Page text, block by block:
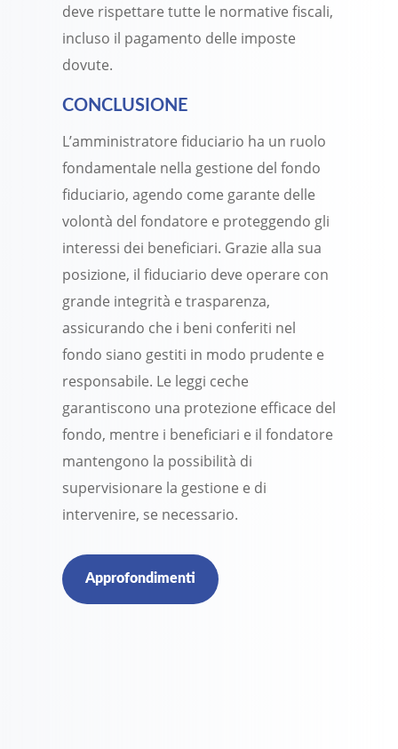
deve rispettare tutte le normative fiscali,
incluso il pagamento delle imposte
dovute.
CONCLUSIONE
L’amministratore fiduciario ha un ruolo
fondamentale nella gestione del fondo
fiduciario, agendo come garante delle
volontà del fondatore e proteggendo gli
interessi dei beneficiari. Grazie alla sua
posizione, il fiduciario deve operare con
grande integrità e trasparenza,
assicurando che i beni conferiti nel
fondo siano gestiti in modo prudente e
responsabile. Le leggi ceche
garantiscono una protezione efficace del
fondo, mentre i beneficiari e il fondatore
mantengono la possibilità di
supervisionare la gestione e di
intervenire, se necessario.
Approfondimenti